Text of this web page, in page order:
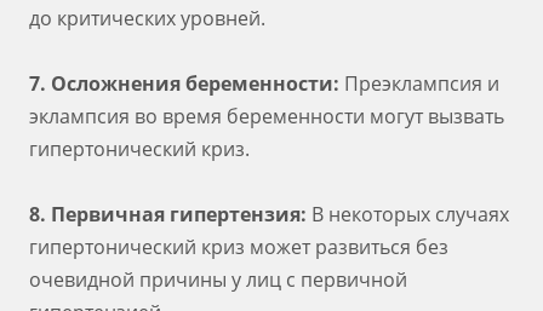
до критических уровней.
7. Осложнения беременности: Преэклампсия и
эклампсия во время беременности могут вызвать
гипертонический криз.
8. Первичная гипертензия: В некоторых случаях
гипертонический криз может развиться без
очевидной причины у лиц с первичной